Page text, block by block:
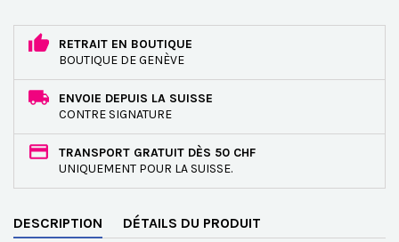
RETRAIT EN BOUTIQUE
BOUTIQUE DE GENÈVE
ENVOIE DEPUIS LA SUISSE
CONTRE SIGNATURE
TRANSPORT GRATUIT DÈS 50 CHF
UNIQUEMENT POUR LA SUISSE.
DESCRIPTION DÉTAILS DU PRODUIT